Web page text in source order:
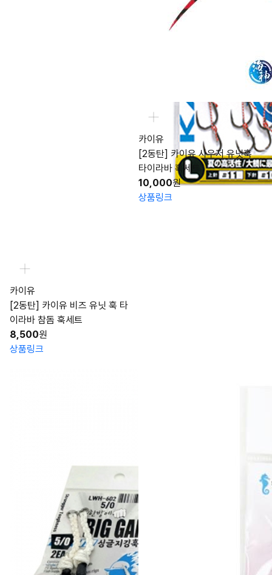
카이유
[2동탄] 카이유 비즈 유닛 훅 타
이라바 참돔 훅세트
8,500원
상품링크
카이유
[2동탄] 카이유 사우저 유닛훅
타이라바 훅세트
10,000원
상품링크